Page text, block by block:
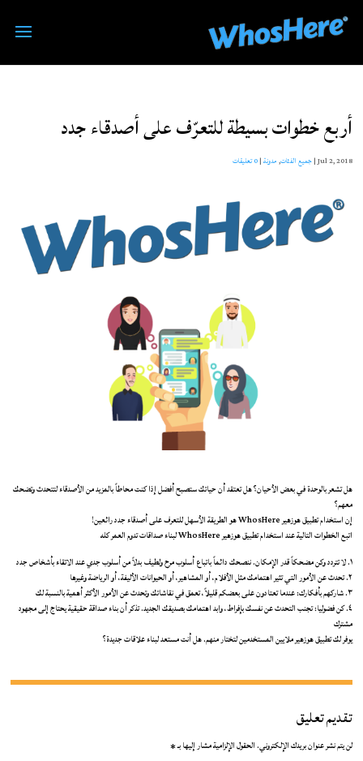
أربع خطوات بسيطة للتعرّف على أصدقاء جدد
Jul 2, 2018
|جميع الفئات,مدونة|0 تعليقات
هل تشعر بالوحدة في بعض الأحيان؟ هل تعتقد أن حياتك ستصبح أفضل إذا كنت محاطاً بالمزيد من الأصدقاء لتتحدث وتضحك
معهم؟
إن استخدام تطبيق هوزهير WhosHere هو الطريقة الأسهل للتعرف على أصدقاء جدد رائعين!
اتبع الخطوات التالية عند استخدام تطبيق هوزهير WhosHere لبناء صداقات تدوم العمر كله
١. لا تتردد وكن مضحكاً قدر الإمكان. ننصحك دائماً باتباع أسلوب مرح ولطيف بدلاً من أسلوب جدي عند الاتقاء بأشخاص جدد
٢. تحدث عن الأمور التي تثير اهتمامك مثل الأفلام، أو المشاهير، أو الحيوانات الأليفة، أو الرياضة وغيرها
٣. شاركهم بأفكارك: عندما تعتادون على بعضكم قليلاً، تعمق في نقاشاتك وتحدث عن الأمور الأكثر أهمية بالنسبة لك
٤. كن فضوليا: تجنب التحدث عن نفسك بإفراط، وابد اهتمامك بصديقك الجديد. تذكر أن بناء صداقة حقيقية يحتاج إلى مجهود
مشترك
يوفر لك تطبيق هوزهير ملايين المستخدمين لتختار منهم. هل أنت مستعد لبناء علاقات جديدة؟
تقديم تعليق
لن يتم نشر عنوان بريدك الإلكتروني.الحقول الإلزامية مشار إليها بـ*